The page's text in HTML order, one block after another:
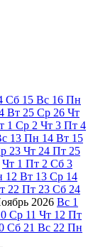
Сб 15 Вс 16 Пн
Вт 25 Ср 26 Чт
1 Ср 2 Чт 3 Пт 4
13 Пн 14 Вт 15
23 Чт 24 Пт 25
Чт 1 Пт 2 Сб 3
12 Вт 13 Ср 14
22 Пт 23 Сб 24
2026 Вс 1
Ср 11 Чт 12 Пт
Сб 21 Вс 22 Пн